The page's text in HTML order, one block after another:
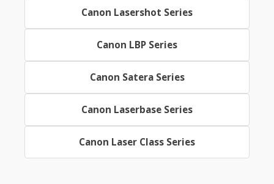
Canon Lasershot Series
Canon LBP Series
Canon Satera Series
Canon Laserbase Series
Canon Laser Class Series